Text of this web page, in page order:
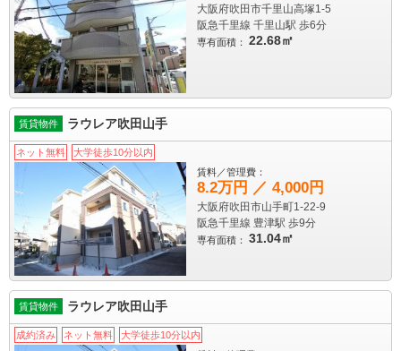
大阪府吹田市千里山高塚1-5
阪急千里線 千里山駅歩6分
専有面積：22.68㎡
賃貸物件 ラウレア吹田山手
ネット無料
大学徒歩10分以内
賃料／管理費：
8.2万円 ／ 4,000円
大阪府吹田市山手町1-22-9
阪急千里線 豊津駅歩9分
専有面積：31.04㎡
賃貸物件 ラウレア吹田山手
成約済み ネット無料
大学徒歩10分以内